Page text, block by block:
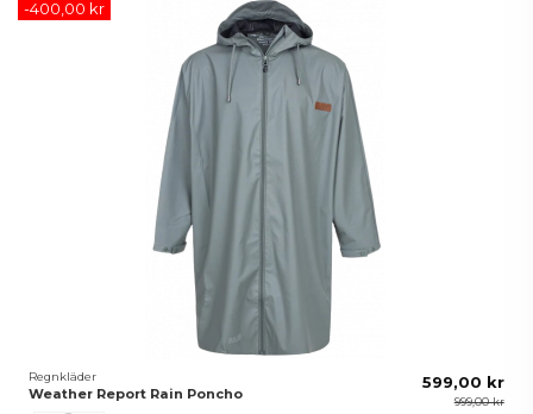
-400,00 kr
Regnkläder
Weather Report Rain Poncho
599,00 kr
999,00 kr